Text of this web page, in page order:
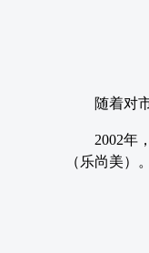
随着对
2002年
（乐尚美）